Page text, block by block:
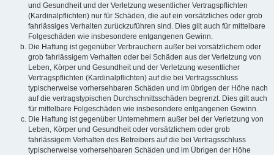
und Gesundheit und der Verletzung wesentlicher Vertragspflichten
(Kardinalpflichten) nur für Schäden, die auf ein vorsätzliches oder grob
fahrlässiges Verhalten zurückzuführen sind. Dies gilt auch für mittelbare
Folgeschäden wie insbesondere entgangenen Gewinn.
Die Haftung ist gegenüber Verbrauchern außer bei vorsätzlichem oder
grob fahrlässigem Verhalten oder bei Schäden aus der Verletzung von
Leben, Körper und Gesundheit und der Verletzung wesentlicher
Vertragspflichten (Kardinalpflichten) auf die bei Vertragsschluss
typischerweise vorhersehbaren Schäden und im übrigen der Höhe nach
auf die vertragstypischen Durchschnittsschäden begrenzt. Dies gilt auch
für mittelbare Folgeschäden wie insbesondere entgangenen Gewinn.
Die Haftung ist gegenüber Unternehmern außer bei der Verletzung von
Leben, Körper und Gesundheit oder vorsätzlichem oder grob
fahrlässigem Verhalten des Betreibers auf die bei Vertragsschluss
typischerweise vorhersehbaren Schäden und im Übrigen der Höhe